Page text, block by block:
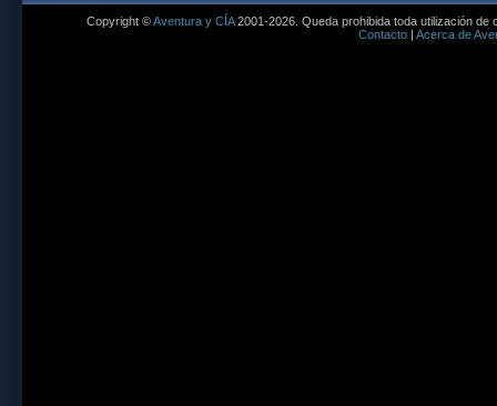
Copyright ©Aventura y CÍA2001-2026. Queda prohibida toda utilización de
Contacto| Acerca de